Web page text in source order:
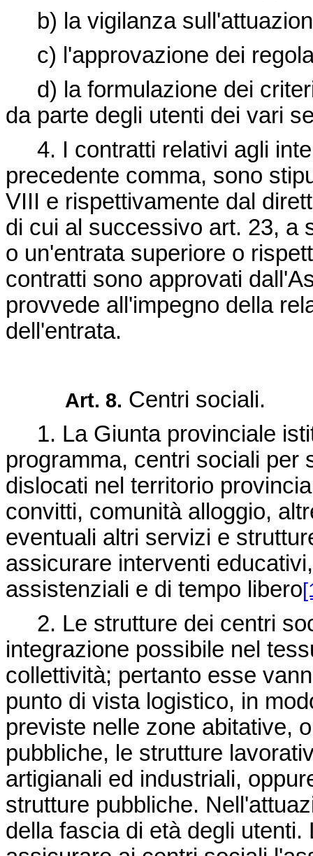
b) la vigilanza
c) l'approvazione dei
d) la formulazione dei
da parte degli utenti dei vari
4. I contratti relativi agli
precedente comma, sono
VIII e rispettivamente dal
di cui al successivo art. 23, a
o un'entrata superiore o
contratti sono approvati
provvede all'impegno della
dell'entrata.
Art. 8. Centri sociali.
1. La Giunta provinciale
programma, centri sociali per
dislocati nel territorio
convitti, comunità alloggio,
eventuali altri servizi e
assicurare interventi
assistenziali e di tempo libero
2. Le strutture dei centri
integrazione possibile nel
collettività; pertanto esse
punto di vista logistico, in
previste nelle zone abitative,
pubbliche, le strutture
artigianali ed industriali,
strutture pubbliche.
della fascia di età degli